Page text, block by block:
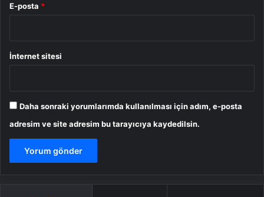
E-posta *
İnternet sitesi
Daha sonraki yorumlarımda kullanılması için adım, e-posta
adresim ve site adresim bu tarayıcıya kaydedilsin.